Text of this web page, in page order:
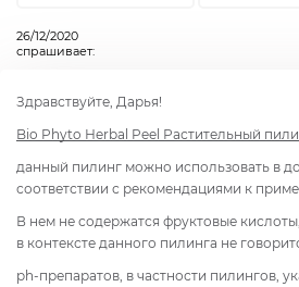
26/12/2020
спрашивает:
Здравствуйте, Дарья!
Bio Phyto Нerbal Peel Растительный
данный пилинг можно использовать в
соответствии с рекомендациями к
В нем не содержатся фруктовые
в контексте данного пилинга не
ph-препаратов, в частности пилингов,